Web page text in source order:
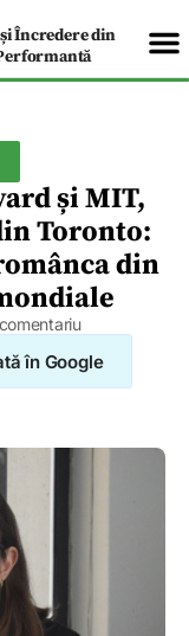
Încredere din
și MIT,
Toronto:
din
în Google